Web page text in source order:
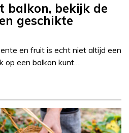
balkon, bekijk de
geschikte
en fruit is echt niet altijd een
op een balkon kunt…